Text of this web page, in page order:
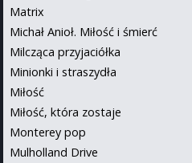
Matrix
Michał Anioł. Miłość i śmierć
Milcząca przyjaciółka
Minionki i straszydła
Miłość
Miłość, która zostaje
Monterey pop
Mulholland Drive